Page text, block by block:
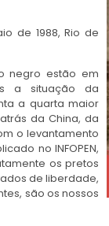
de 1988, Rio de
negro estão em
a situação da
a quarta maior
da China, da
o levantamento
no INFOPEN,
os pretos
de liberdade,
são os nossos